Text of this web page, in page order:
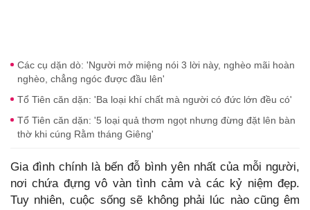
Các cụ dặn dò: 'Người mở miệng nói 3 lời này, nghèo mãi hoàn
nghèo, chẳng ngóc được đầu lên'
Tổ Tiên căn dặn: 'Ba loại khí chất mà người có đức lớn đều có'
Tổ Tiên căn dặn: '5 loại quả thơm ngọt nhưng đừng đặt lên bàn
thờ khi cúng Rằm tháng Giêng'
Gia đình chính là bến đỗ bình yên nhất của mỗi người,
nơi chứa đựng vô vàn tình cảm và các kỷ niệm đẹp.
Tuy nhiên, cuộc sống sẽ không phải lúc nào cũng êm